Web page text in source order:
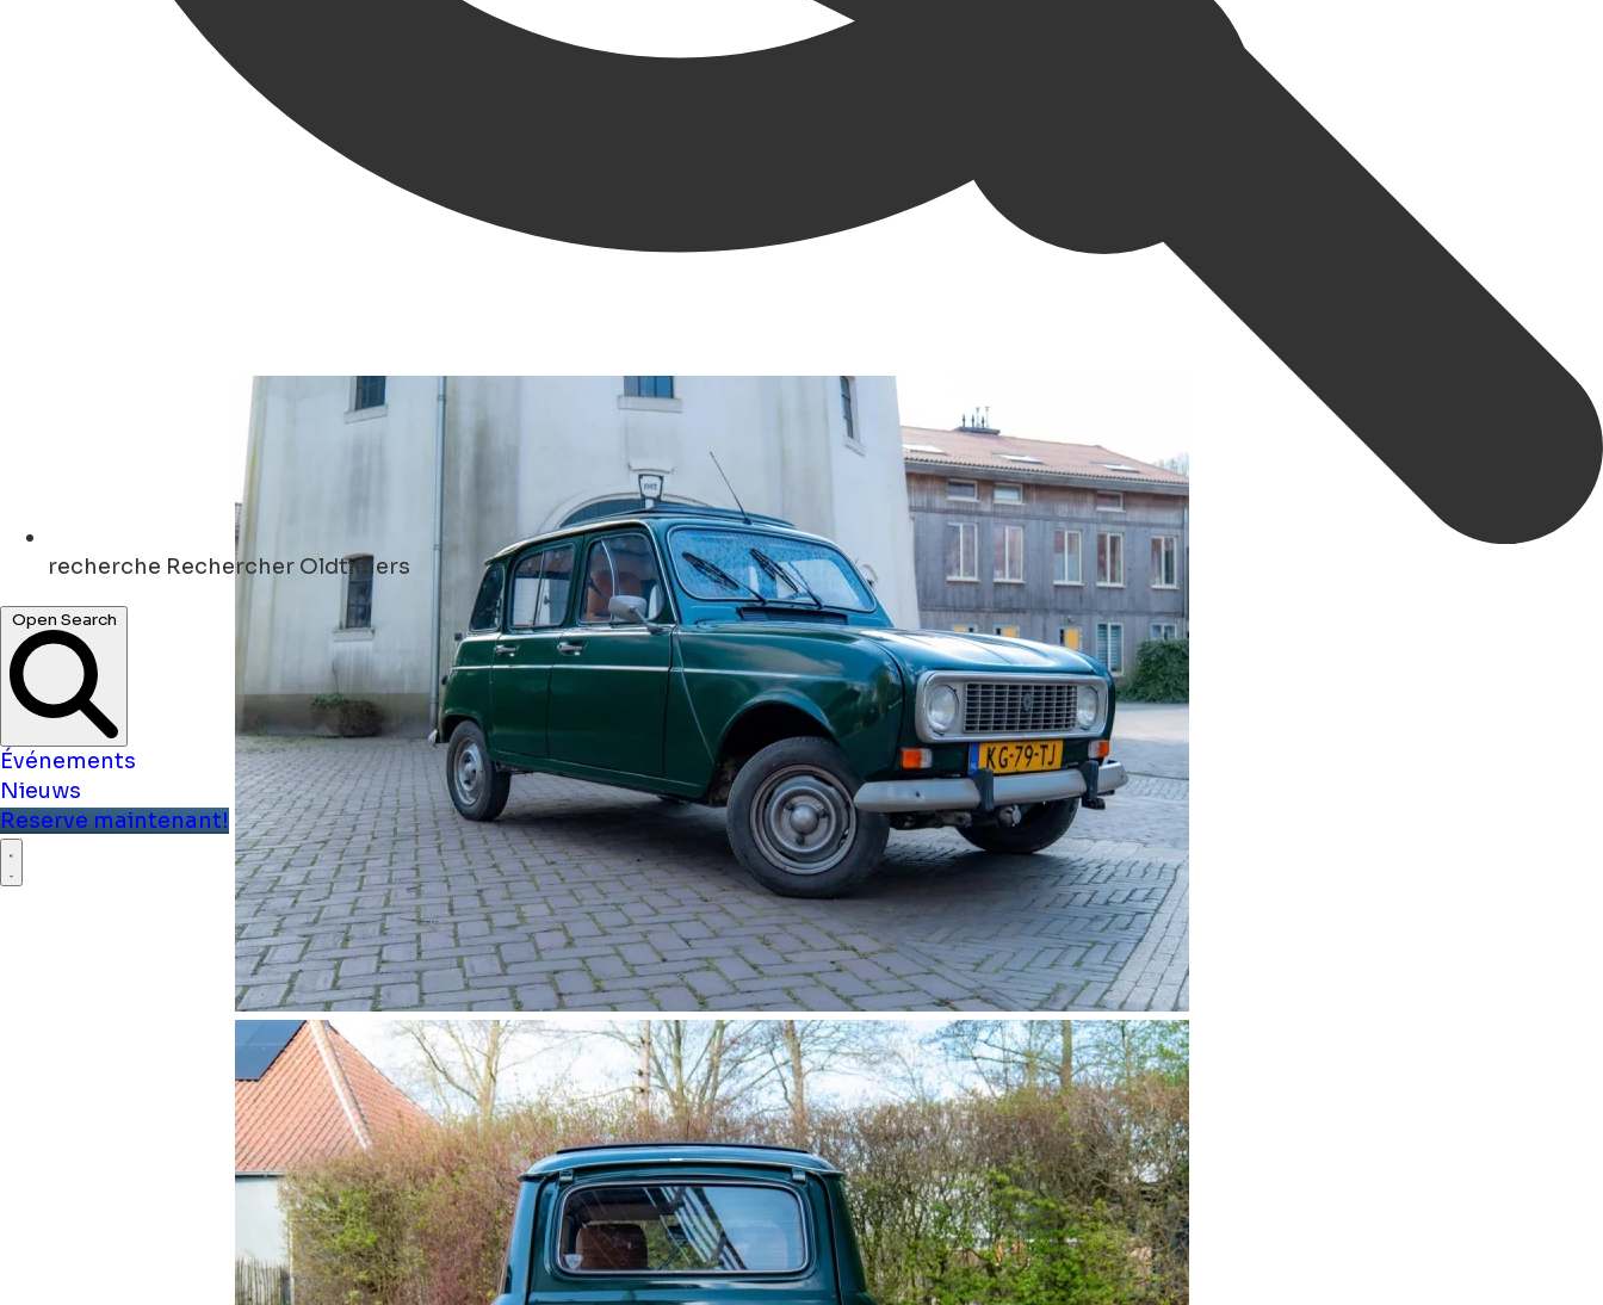
recherche Rechercher Oldtimers
Open Search
Événements
Nieuws
Reserve maintenant!